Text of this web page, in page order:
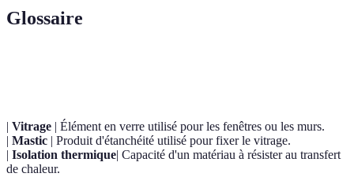
Glossaire
| Vitrage | Élément en verre utilisé pour les fenêtres ou les murs.
| Mastic | Produit d'étanchéité utilisé pour fixer le vitrage.
| Isolation thermique| Capacité d'un matériau à résister au transfert
de chaleur.